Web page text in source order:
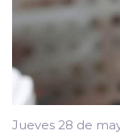
Jueves 28 de